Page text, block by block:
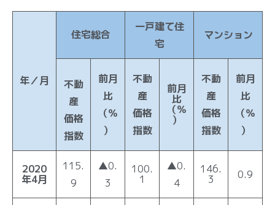
年／月
住宅総合
一戸建て住
宅
マンション
不動
産
価格
指数
前月
比
（％
）
不動
産
価格
指数
前月
比
（％
）
不動
産
価格
指数
前月
比
（％
）
2020
年4月
115.
9
▲0.
3
100.
1
▲0.
4
146.
3 0.9